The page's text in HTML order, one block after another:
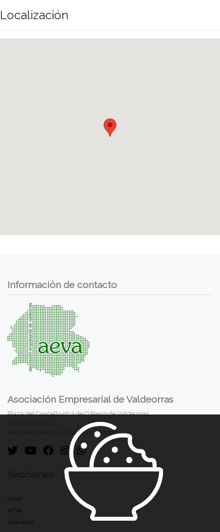
Localización
Información de contacto
Asociación Empresarial de Valdeorras
Plaza del Concello nº 2 de O Barco de Valdeorras.
aeva@empresariosdevaldeorras.com
Inicio
AEVA
Asociados